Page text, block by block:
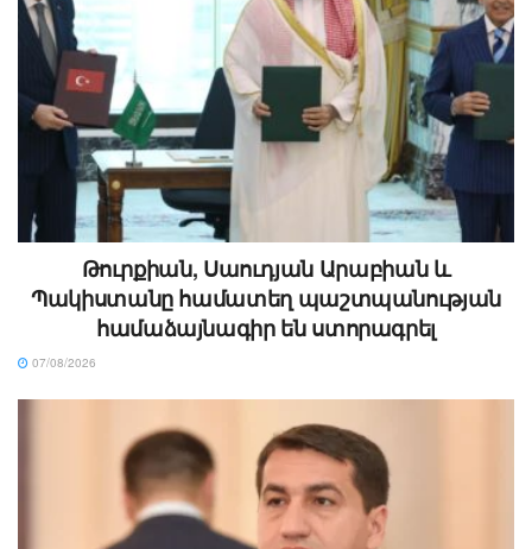
Թուրքիան, Սաուդյան Արաբիան և
Պակիստանը համատեղ պաշտպանության
համաձայնագիր են ստորագրել
07/08/2026